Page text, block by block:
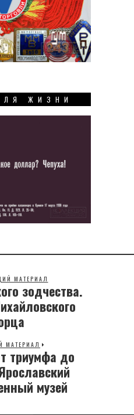
ЖИЗНИ
МАТЕРИАЛ
Previous
post:
зодчества.
МАТЕРИАЛ
Next
post:
триумфа до
музей